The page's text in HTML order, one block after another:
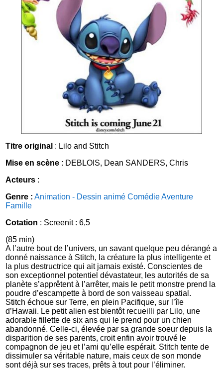
Titre original : Lilo and Stitch
Mise en scène : DEBLOIS, Dean SANDERS, Chris
Acteurs :
Genre : Animation - Dessin animé ComédieAventure
Famille
Cotation : Screenit : 6,5
(85 min)
A l’autre bout de l’univers, un savant quelque peu dérangé a
donné naissance à Stitch, la créature la plus intelligente et
la plus destructrice qui ait jamais existé. Conscientes de
son exceptionnel potentiel dévastateur, les autorités de sa
planète s’apprêtent à l’arrêter, mais le petit monstre prend la
poudre d’escampette à bord de son vaisseau spatial.
Stitch échoue sur Terre, en plein Pacifique, sur l’île
d’Hawaii. Le petit alien est bientôt recueilli par Lilo, une
adorable fillette de six ans qui le prend pour un chien
abandonné. Celle-ci, élevée par sa grande soeur depuis la
disparition de ses parents, croit enfin avoir trouvé le
compagnon de jeu et l’ami qu’elle espérait. Stitch tente de
dissimuler sa véritable nature, mais ceux de son monde
sont déjà sur ses traces, prêts à tout pour l’éliminer.